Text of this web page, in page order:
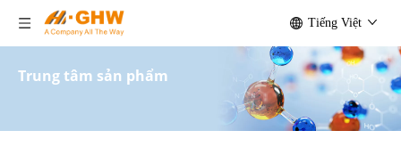
Tiếng Việt
Trung tâm sản phẩm